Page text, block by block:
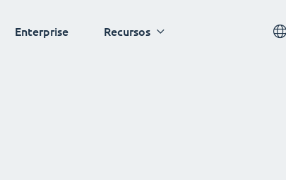
Enterprise Recursos